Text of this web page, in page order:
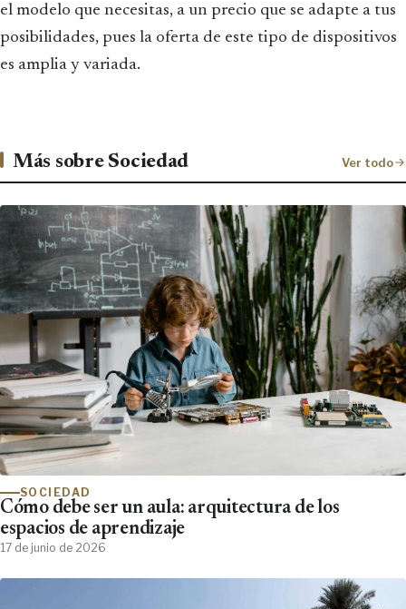
el modelo que necesitas, a un precio que se adapte a tus
posibilidades, pues la oferta de este tipo de dispositivos
es amplia y variada.
Más sobre Sociedad Ver todo
SOCIEDAD
Cómo debe ser un aula: arquitectura de los
espacios de aprendizaje
17 de junio de 2026